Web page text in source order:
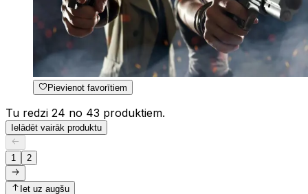
Pievienot favorītiem
Tu redzi 24 no 43 produktiem.
Ielādēt vairāk produktu
1 2
Iet uz augšu